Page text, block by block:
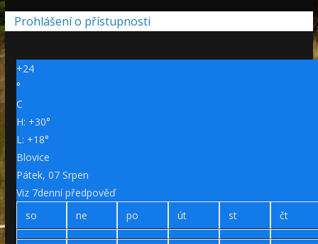
Prohlášení o přístupnosti
+24
°
C
H: +30°
L: +18°
Blovice
Pátek, 07 Srpen
Viz 7denní předpověď
so
ne po út st čt